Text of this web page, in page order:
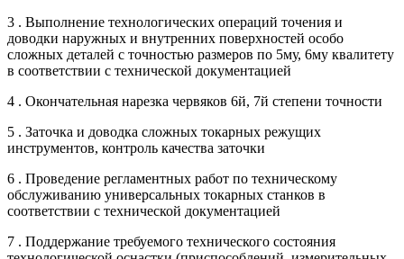
3 . Выполнение технологических операций точения и
доводки наружных и внутренних поверхностей особо
сложных деталей с точностью размеров по 5му, 6му квалитету
в соответствии с технической документацией
4 . Окончательная нарезка червяков 6й, 7й степени точности
5 . Заточка и доводка сложных токарных режущих
инструментов, контроль качества заточки
6 . Проведение регламентных работ по техническому
обслуживанию универсальных токарных станков в
соответствии с технической документацией
7 . Поддержание требуемого технического состояния